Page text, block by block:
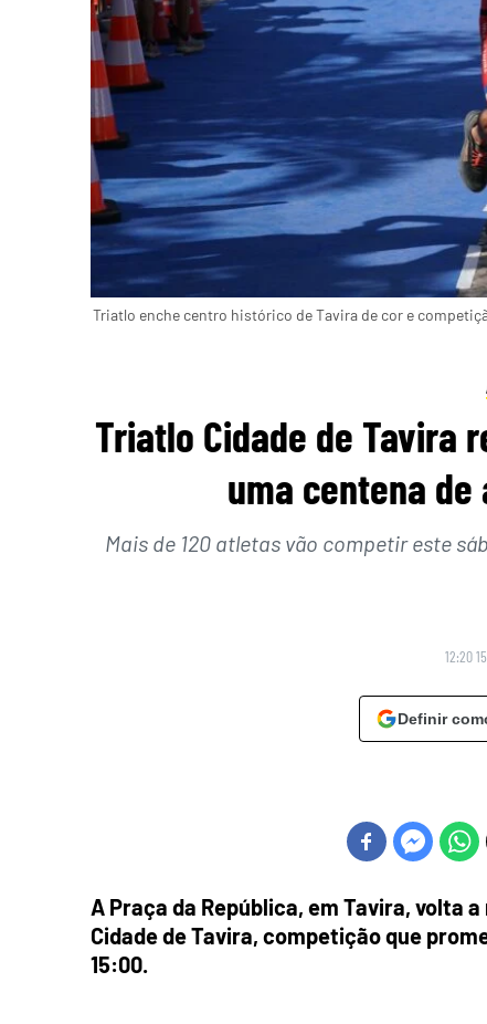
Triatlo enche centro histórico de Tavira de cor e
Triatlo Cidade de Tavira
uma centena
Mais de 120 atletas vão competir este
12:20
Definir
A Praça da República, em Tavira, volta
Cidade de Tavira, competição que
15:00.